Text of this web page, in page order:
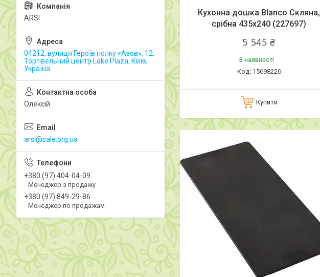
Кухонна дошка Blanco Скляна,
срібна 435x240 (227697)
5 545 ₴
В наявності
15698226
Купити
ARSI
04212, вулиця Героїв полку «Азов», 12,
Торгівельний центр Lake Plaza, Київ,
Україна
Олексій
arsi@sale.org.ua
+380 (97) 404-04-09
Менеджер з продажу
+380 (97) 849-29-86
Менеджер по продажам